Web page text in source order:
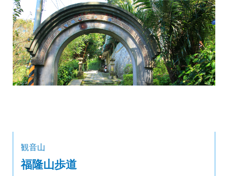
観音山
福隆山歩道